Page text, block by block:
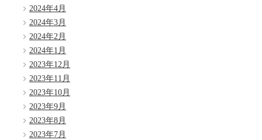
2024年4月
2024年3月
2024年2月
2024年1月
2023年12月
2023年11月
2023年10月
2023年9月
2023年8月
2023年7月